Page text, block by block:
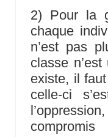
2) Pour la
chaque
n’est pas
classe
existe, il
celle-ci